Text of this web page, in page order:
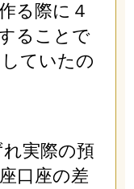
る際に４
ることで
ていたの
実際の預
口座の差